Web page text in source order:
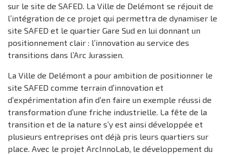
sur le site de SAFED. La Ville de Delémont se réjouit de
l’intégration de ce projet qui permettra de dynamiser le
site SAFED et le quartier Gare Sud en lui donnant un
positionnement clair : l’innovation au service des
transitions dans l’Arc Jurassien.
La Ville de Delémont a pour ambition de positionner le
site SAFED comme terrain d’innovation et
d’expérimentation afin d’en faire un exemple réussi de
transformation d’une friche industrielle. La fête de la
transition et de la nature s’y est ainsi développée et
plusieurs entreprises ont déjà pris leurs quartiers sur
place. Avec le projet ArcInnoLab, le développement du